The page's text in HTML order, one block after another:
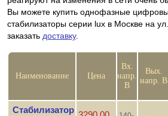
Вы можете купить однофазные
стабилизаторы серии lux в Москве на
заказать доставку.
Наименование Цена
Вх.
напр.
В
Вых.
напр. В
Стабилизатор